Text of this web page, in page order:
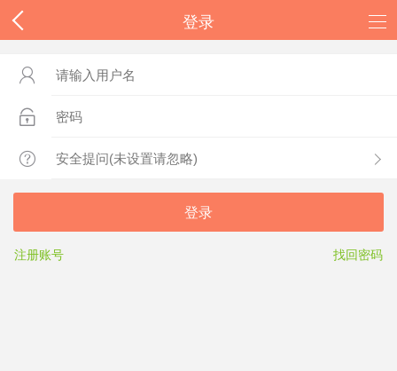
登录



登录
注册账号 找回密码